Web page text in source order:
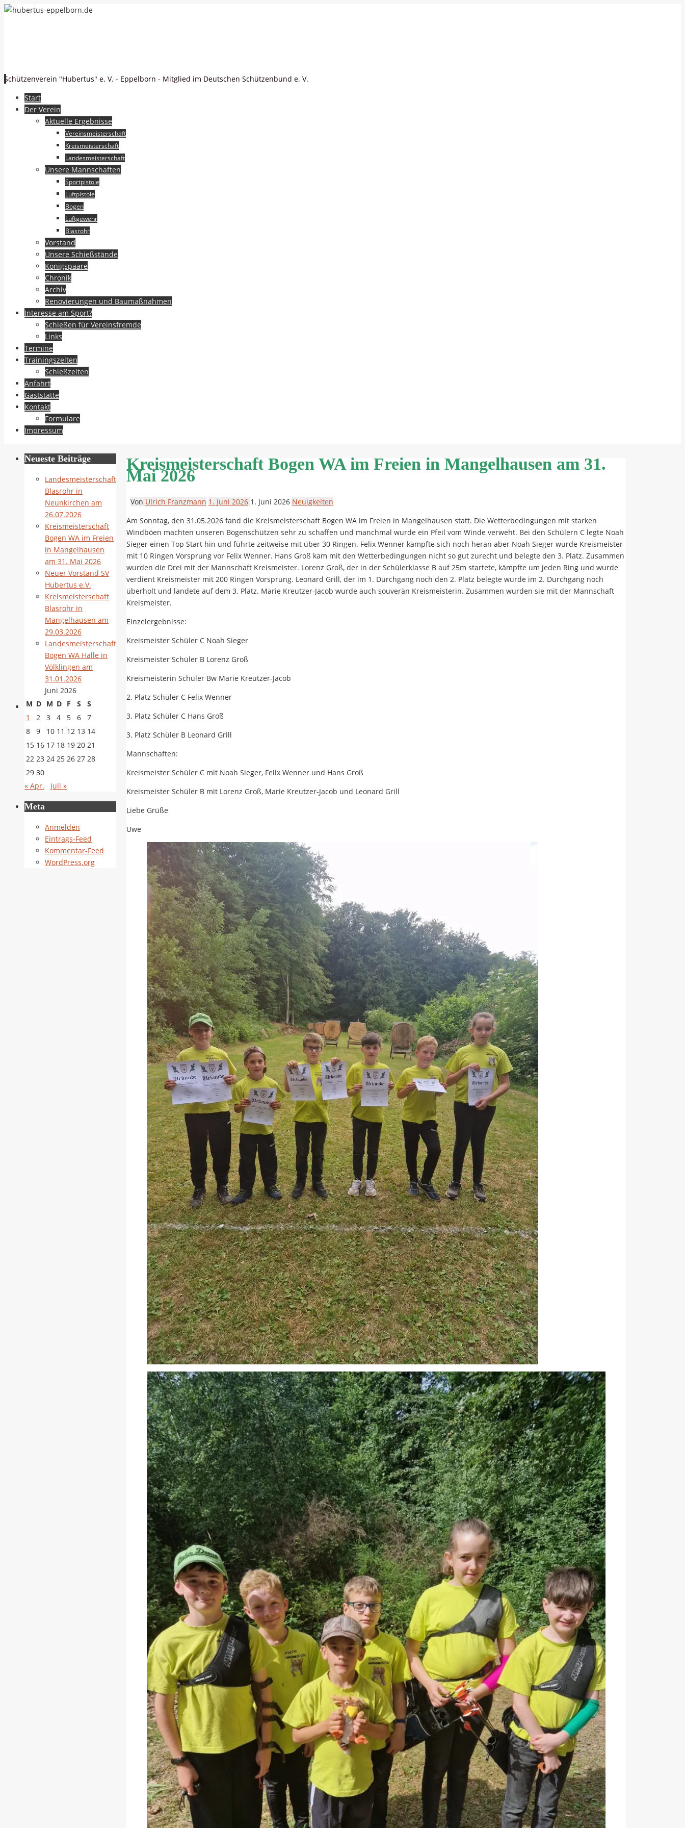
Schützenverein "Hubertus" e. V. - Eppelborn - Mitglied im Deutschen Schützenbund e. V.
Zum
Inhalt
Start
Der Verein
Aktuelle Ergebnisse
Vereinsmeisterschaft
Kreismeisterschaft
Landesmeisterschaft
Unsere Mannschaften
Sportpistole
Luftpistole
Bogen
Luftgewehr
Blasrohr
Vorstand
Unsere Schießstände
Königspaare
Chronik
Archiv
Renovierungen und Baumaßnahmen
Interesse am Sport?
Schießen für Vereinsfremde
Links
Termine
Trainingszeiten
Schießzeiten
Anfahrt
Gaststätte
Kontakt
Formulare
Impressum
Kreismeisterschaft Bogen WA im Freien in Mangelhausen am 31.
Mai 2026
Von Ulrich Franzmann 1. Juni 2026 1. Juni 2026 Neuigkeiten
Am Sonntag, den 31.05.2026 fand die Kreismeisterschaft Bogen WA im Freien in Mangelhausen statt. Die Wetterbedingungen mit starken
Windböen machten unseren Bogenschützen sehr zu schaffen und manchmal wurde ein Pfeil vom Winde verweht. Bei den Schülern C legte Noah
Sieger einen Top Start hin und führte zeitweise mit über 30 Ringen. Felix Wenner kämpfte sich noch heran aber Noah Sieger wurde Kreismeister
mit 10 Ringen Vorsprung vor Felix Wenner. Hans Groß kam mit den Wetterbedingungen nicht so gut zurecht und belegte den 3. Platz. Zusammen
wurden die Drei mit der Mannschaft Kreismeister. Lorenz Groß, der in der Schülerklasse B auf 25m startete, kämpfte um jeden Ring und wurde
verdient Kreismeister mit 200 Ringen Vorsprung. Leonard Grill, der im 1. Durchgang noch den 2. Platz belegte wurde im 2. Durchgang noch
überholt und landete auf dem 3. Platz. Marie Kreutzer-Jacob wurde auch souverän Kreismeisterin. Zusammen wurden sie mit der Mannschaft
Kreismeister.
Einzelergebnisse:
Kreismeister Schüler C Noah Sieger
Kreismeister Schüler B Lorenz Groß
Kreismeisterin Schüler Bw Marie Kreutzer-Jacob
2. Platz Schüler C Felix Wenner
3. Platz Schüler C Hans Groß
3. Platz Schüler B Leonard Grill
Mannschaften:
Kreismeister Schüler C mit Noah Sieger, Felix Wenner und Hans Groß
Kreismeister Schüler B mit Lorenz Groß, Marie Kreutzer-Jacob und Leonard Grill
Liebe Grüße
Uwe
Neueste Beiträge
Landesmeisterschaft
Blasrohr in
Neunkirchen am
26.07.2026
Kreismeisterschaft
Bogen WA im Freien
in Mangelhausen
am 31. Mai 2026
Neuer Vorstand SV
Hubertus e.V.
Kreismeisterschaft
Blasrohr in
Mangelhausen am
29.03.2026
Landesmeisterschaft
Bogen WA Halle in
Völklingen am
31.01.2026
Juni 2026
M D M D F S
S
1
2 3 4 5 6
7
8
9 10 11 12 13 14
15 16 17 18 19 20 21
22 23 24 25 26 27 28
29 30
« Apr.
Juli »
Meta
Anmelden
Eintrags-Feed
Kommentar-Feed
WordPress.org